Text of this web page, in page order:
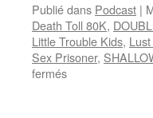
Publié dans Podcast |
Death Toll 80K,
Little Trouble Kids,
Sex Prisoner,
ferméssur